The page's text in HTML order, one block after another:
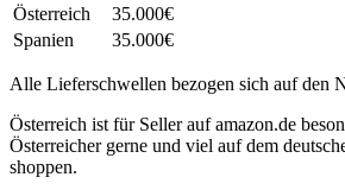
Österreich
35.000€
Spanien
35.000€
Alle Lieferschwellen bezogen sich auf den
Österreich ist für Seller auf amazon.de
Österreicher gerne und viel auf dem
shoppen.